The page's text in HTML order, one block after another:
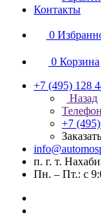
Контакты
0
0 Корзина
+7 (495) 128
Назад
+7
п. г. т.
Пн. – Пт.: с